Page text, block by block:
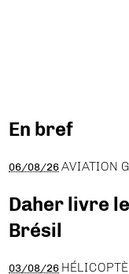
En bref
06/08/26 AVIATION
Daher livre
Brésil
03/08/26